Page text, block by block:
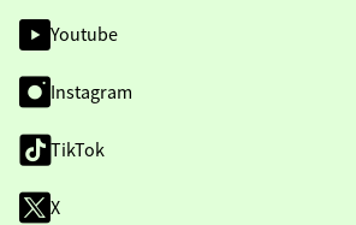
Youtube
Instagram
TikTok
X